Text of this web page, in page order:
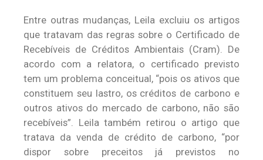
Entre outras mudanças, Leila excluiu os artigos
que tratavam das regras sobre o Certificado de
Recebíveis de Créditos Ambientais (Cram). De
acordo com a relatora, o certificado previsto
tem um problema conceitual, “pois os ativos que
constituem seu lastro, os créditos de carbono e
outros ativos do mercado de carbono, não são
recebíveis”. Leila também retirou o artigo que
tratava da venda de crédito de carbono, “por
dispor sobre preceitos já previstos no